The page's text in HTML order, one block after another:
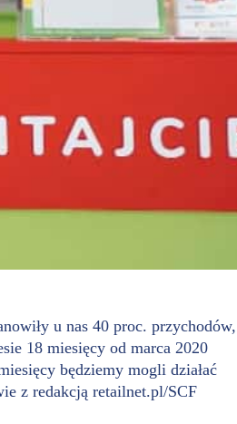
u nas 40 proc. przychodów,
18 miesięcy od marca 2020
będziemy mogli działać
z redakcją retailnet.pl/SCF